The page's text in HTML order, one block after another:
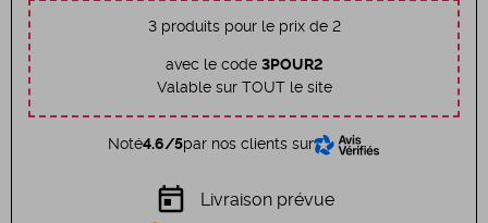
3 produits pour le prix de 2
avec le code 3POUR2
Valable sur TOUT le site
Noté4.6/5par nos clients sur
today Livraison prévue